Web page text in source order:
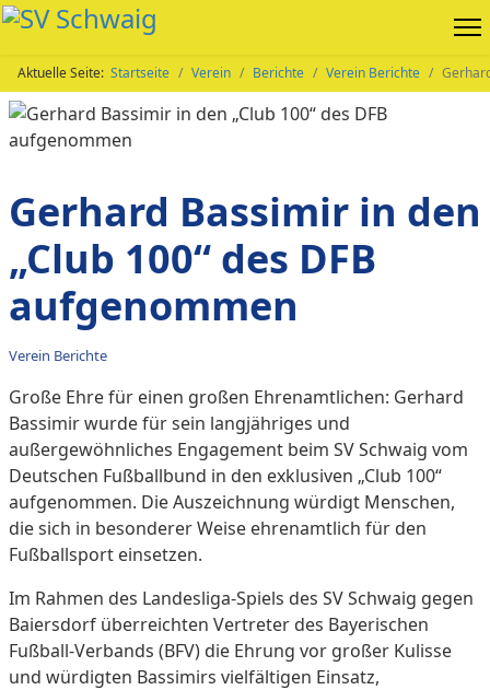
Aktuelle Seite: Startseite Verein Berichte Verein Berichte
Gerhard Bassimir in den
„Club 100“ des DFB
aufgenommen
Verein Berichte
Große Ehre für einen großen Ehrenamtlichen: Gerhard
Bassimir wurde für sein langjähriges und
außergewöhnliches Engagement beim SV Schwaig vom
Deutschen Fußballbund in den exklusiven „Club 100“
aufgenommen. Die Auszeichnung würdigt Menschen,
die sich in besonderer Weise ehrenamtlich für den
Fußballsport einsetzen.
Im Rahmen des Landesliga-Spiels des SV Schwaig gegen
Baiersdorf überreichten Vertreter des Bayerischen
Fußball-Verbands (BFV) die Ehrung vor großer Kulisse
und würdigten Bassimirs vielfältigen Einsatz,